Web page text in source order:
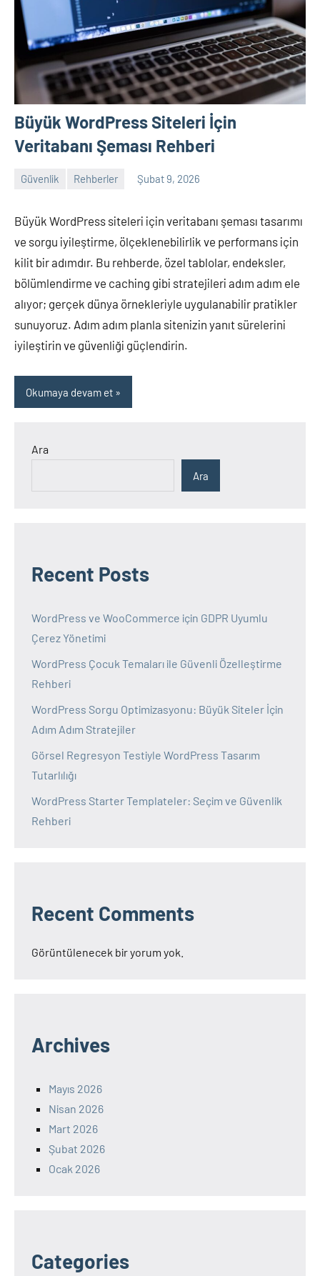
Büyük WordPress Siteleri İçin
Veritabanı Şeması Rehberi
Güvenlik Rehberler Şubat 9, 2026
Büyük WordPress siteleri için veritabanı şeması tasarımı
ve sorgu iyileştirme, ölçeklenebilirlik ve performans için
kilit bir adımdır. Bu rehberde, özel tablolar, endeksler,
bölümlendirme ve caching gibi stratejileri adım adım ele
alıyor; gerçek dünya örnekleriyle uygulanabilir pratikler
sunuyoruz. Adım adım planla sitenizin yanıt sürelerini
iyileştirin ve güvenliği güçlendirin.
Okumaya devam et
Ara
Ara
Recent Posts
WordPress ve WooCommerce için GDPR Uyumlu
Çerez Yönetimi
WordPress Çocuk Temaları ile Güvenli Özelleştirme
Rehberi
WordPress Sorgu Optimizasyonu: Büyük Siteler İçin
Adım Adım Stratejiler
Görsel Regresyon Testiyle WordPress Tasarım
Tutarlılığı
WordPress Starter Templateler: Seçim ve Güvenlik
Rehberi
Recent Comments
Görüntülenecek bir yorum yok.
Archives
Mayıs 2026
Nisan 2026
Mart 2026
Şubat 2026
Ocak 2026
Categories